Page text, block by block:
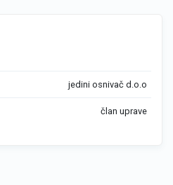
jedini osnivač d.o.o
član uprave